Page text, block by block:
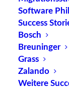
Software
Success
Bosch
Breuninger
Grass
Zalando
Weitere
Platz